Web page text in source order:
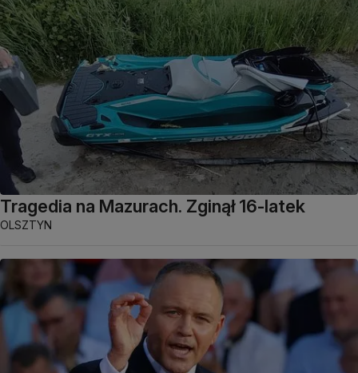
Tragedia na Mazurach. Zginął 16-latek
OLSZTYN